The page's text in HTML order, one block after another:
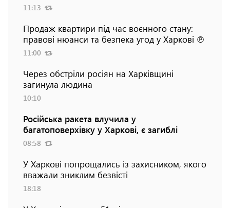
11:13
Продаж квартири під час воєнного стану:
правові нюанси та безпека угод у Харкові ℗
11:00
Через обстріли росіян на Харківщині
загинула людина
10:10
Російська ракета влучила у
багатоповерхівку у Харкові, є загиблі
08:58
У Харкові попрощались із захисником, якого
вважали зниклим безвісті
18:18